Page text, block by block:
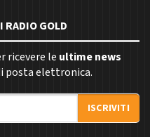
RADIO GOLD
ricevere le ultime news
posta elettronica.
ISCRIVITI